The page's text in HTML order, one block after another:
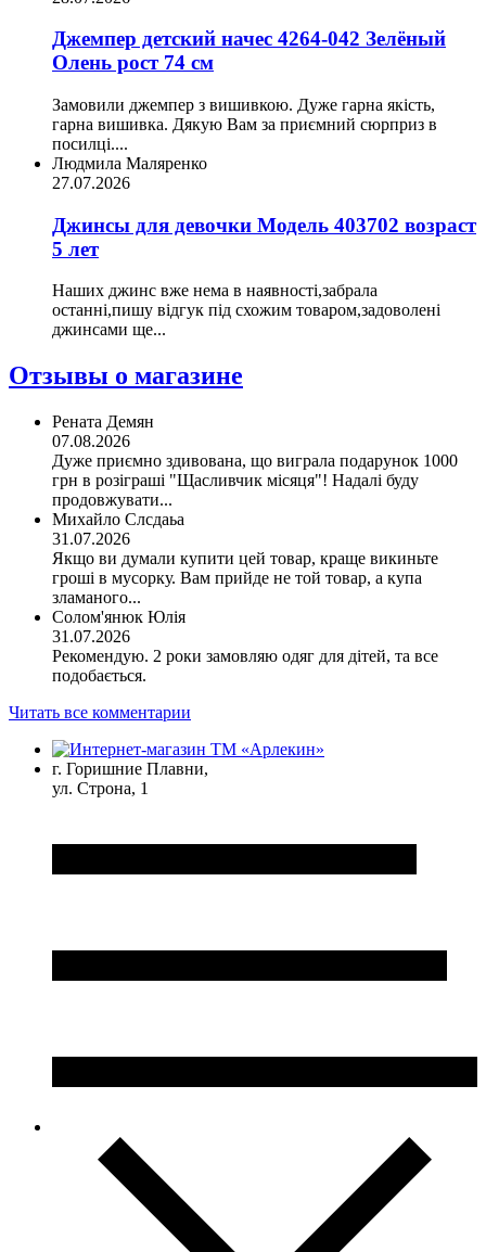
Джемпер детский начес 4264-042 Зелёный
Олень рост 74 см
Замовили джемпер з вишивкою. Дуже гарна якість,
гарна вишивка. Дякую Вам за приємний сюрприз в
посилці....
Людмила Маляренко
27.07.2026
Джинсы для девочки Модель 403702 возраст
5 лет
Наших джинс вже нема в наявності,забрала
останні,пишу відгук під схожим товаром,задоволені
джинсами ще...
Отзывы о магазине
Рената Демян
07.08.2026
Дуже приємно здивована, що виграла подарунок 1000
грн в розіграші "Щасливчик місяця"! Надалі буду
продовжувати...
Михайло Слсдаьа
31.07.2026
Якщо ви думали купити цей товар, краще викиньте
гроші в мусорку. Вам прийде не той товар, а купа
зламаного...
Солом'янюк Юлія
31.07.2026
Рекомендую. 2 роки замовляю одяг для дітей, та все
подобається.
Читать все комментарии
г. Горишние Плавни,
ул. Строна, 1